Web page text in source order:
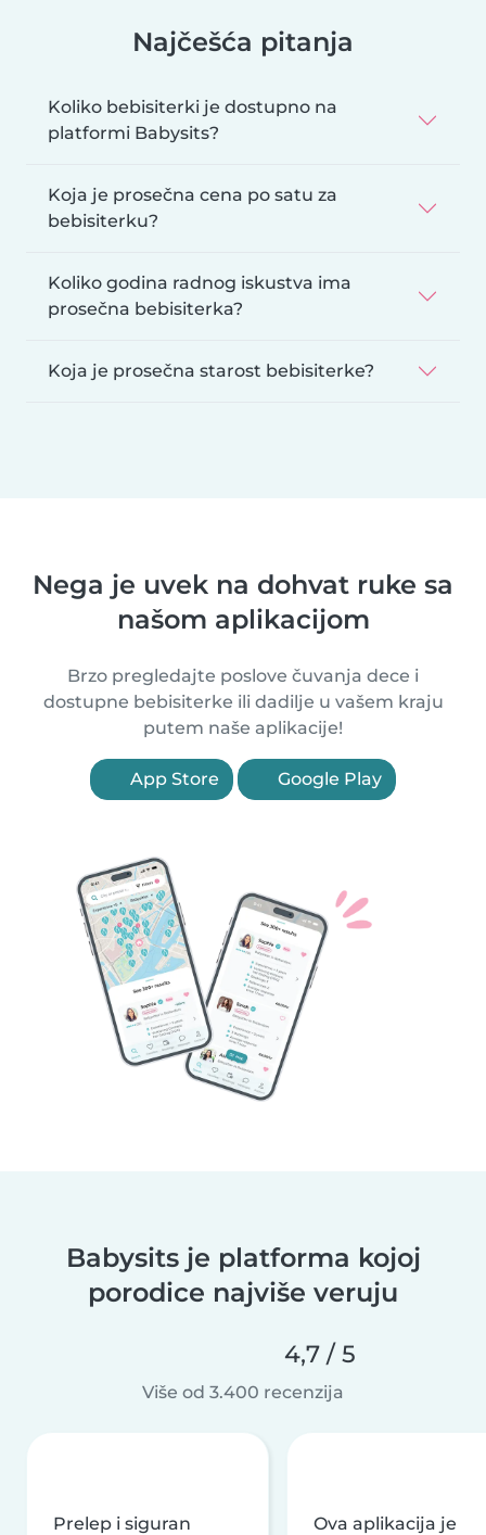
Najčešća pitanja
Koliko bebisiterki je dostupno na
platformi Babysits?
Koja je prosečna cena po satu za
bebisiterku?
Koliko godina radnog iskustva ima
prosečna bebisiterka?
Koja je prosečna starost bebisiterke?
Nega je uvek na dohvat ruke sa
našom aplikacijom
Brzo pregledajte poslove čuvanja dece i
dostupne bebisiterke ili dadilje u vašem kraju
putem naše aplikacije!
App Store Google Play
Babysits je platforma kojoj
porodice najviše veruju
4,7 / 5
Više od 3.400 recenzija
Prelep i siguran
Ova aplikacija je